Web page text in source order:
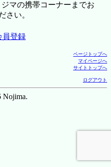
マの携帯コーナーまでお
さい。
員登録
ページトップへ
マイページへ
サイトトップへ
ログアウト
Nojima.